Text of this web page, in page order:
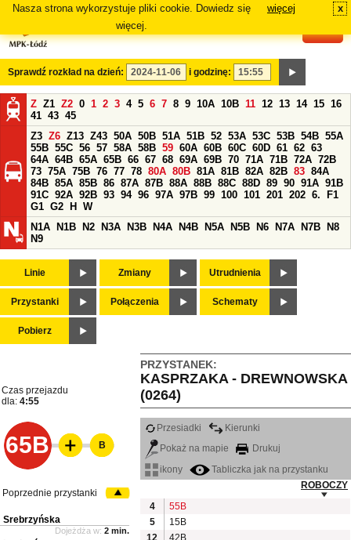
Nasza strona wykorzystuje pliki cookie. Dowiedz się
więcej.
więcej x
Sprawdź rozkład na dzień: i godzinę:
Z Z1 Z2 0 1 2 3 4 5 6 7 8 9 10A 10B 11 12 13 14 15 16
41 43 45
Z3 Z6 Z13 Z43 50A 50B 51A 51B 52 53A 53C 53B 54B 55A
55B 55C 56 57 58A 58B 59 60A 60B 60C 60D 61 62 63
64A 64B 65A 65B 66 67 68 69A 69B 70 71A 71B 72A 72B
73 75A 75B 76 77 78 80A 80B 81A 81B 82A 82B 83 84A
84B 85A 85B 86 87A 87B 88A 88B 88C 88D 89 90 91A 91B
91C 92A 92B 93 94 96 97A 97B 99 100 101 201 202 6.
F1
G1 G2 H
W
N1A
N1B N2 N3A N3B N4A N4B N5A N5B N6 N7A N7B
N8
N9
Linie Zmiany Utrudnienia
Przystanki Połączenia Schematy
Pobierz
PRZYSTANEK:
KASPRZAKA - DREWNOWSKA
(0264)
Czas przejazdu
dla: 4:55
65B
Przesiadki
Kierunki
Pokaż na mapie
Drukuj
ikony
Tabliczka jak na przystanku
ROBOCZY
4
55B
5
15B
12
42B
B
Poprzednie przystanki
Srebrzyńska
Dojeżdża w: 2 min.